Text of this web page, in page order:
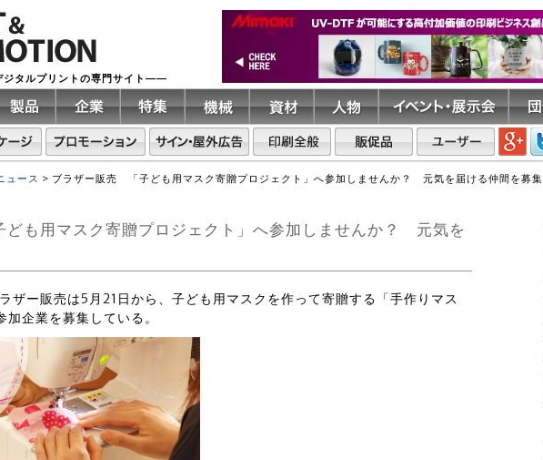
タルプリントの専門サイト――
ュース > ブラザー販売 「子ども用マスク寄贈プロジェクト」へ参加しませんか？ 元気を届ける仲間を募集
も用マスク寄贈プロジェクト」へ参加しませんか？ 元気を
ザー販売は5月21日から、子ども用マスクを作って寄贈する「手作りマス
企業を募集している。